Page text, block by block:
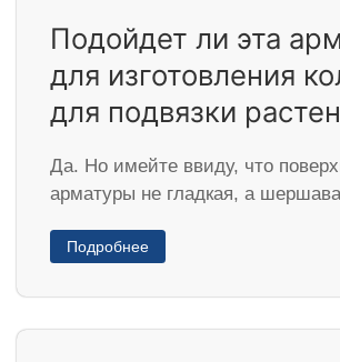
Подойдет ли эта
для изготовления
для подвязки
Да. Но имейте ввиду, что
арматуры не гладкая, а
Подробнее